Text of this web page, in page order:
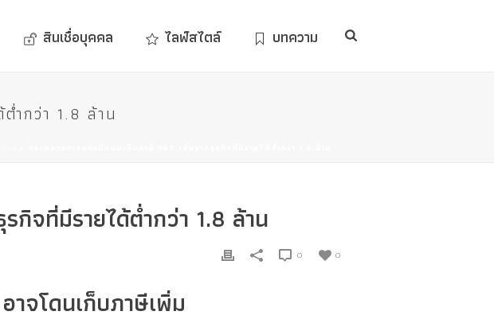
สินเชื่อบุคคล ไลฟ์สไตล์ บทความ
ำกว่า 1.8 ล้าน
กิจที่มีรายได้ต่ำกว่า 1.8 ล้าน
0
0
าจโดนเก็บภาษีเพิ่ม